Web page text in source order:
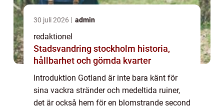
30 juli 2026 admin
redaktionel
Stadsvandring stockholm historia,
hållbarhet och gömda kvarter
Introduktion Gotland är inte bara känt för
sina vackra stränder och medeltida ruiner,
det är också hem för en blomstrande second